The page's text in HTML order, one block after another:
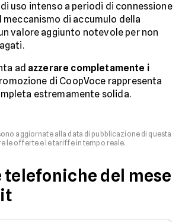
uso intenso a periodi di connessione
meccanismo di accumulo della
valore aggiunto notevole per non
ad azzerare completamente i
di CoopVoce rappresenta
estremamente solida.
aggiornate alla data di pubblicazione di questa
le offerte e le tariffe in tempo reale.
telefoniche del mese